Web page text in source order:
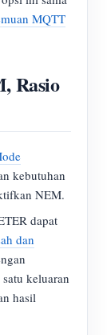
MQTT
Rasio
kebutuhan
NEM.
dapat
dan
keluaran
hasil